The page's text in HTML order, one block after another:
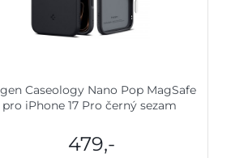
Caseology Nano Pop MagSafe
pro iPhone 17 Pro černý sezam
479,-